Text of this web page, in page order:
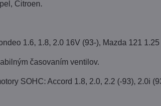
Citroen.
1.6, 1.8, 2.0 16V (93-), Mazda 121 1.25
časovaním ventilov.
SOHC: Accord 1.8, 2.0, 2.2 (-93), 2.0i